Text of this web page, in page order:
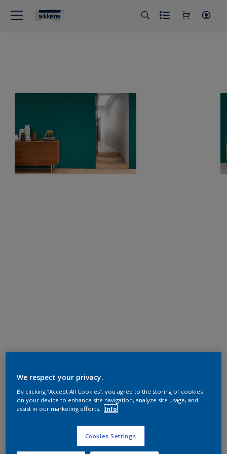
We respect your privacy.
By clicking “Accept All Cookies”, you agree to the storing of cookies
on your device to enhance site navigation, analyze site usage, and
assist in our marketing efforts.
Info
Cookies Settings